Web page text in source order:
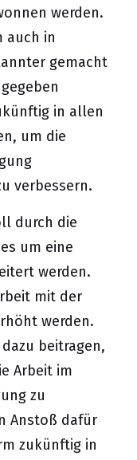
werden.
auch in
gemacht
in allen
um die
verbessern.
durch die
um eine
werden.
mit der
werden.
beitragen,
Arbeit im
zu
Anstoß dafür
zukünftig in